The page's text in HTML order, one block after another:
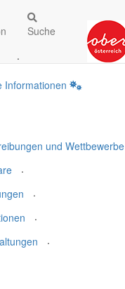
Suche
.
Informationen
und Wettbewerbe
.
.
.
.